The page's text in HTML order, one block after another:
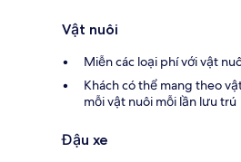
Vật nuôi
Miễn các loại phí với vật
Khách có thể mang theo
mỗi vật nuôi mỗi lần lưu trú
Đậu xe